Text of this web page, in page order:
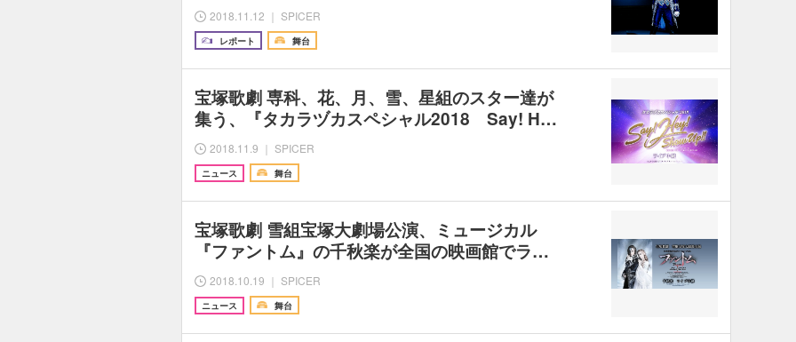
2018.11.12 ｜ SPICER
レポート 舞台
宝塚歌劇 専科、花、月、雪、星組のスター達が
集う、『タカラヅカスペシャル2018 Say! H…
2018.11.9 ｜ SPICER
ニュース 舞台
宝塚歌劇 雪組宝塚大劇場公演、ミュージカル
『ファントム』の千秋楽が全国の映画館でラ…
2018.10.19 ｜ SPICER
ニュース 舞台